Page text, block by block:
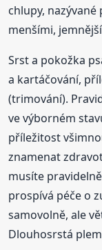
chlupy,
menšími,
Srst a pokožka
a kartáčování,
(trimování).
ve výborném
příležitost
znamenat
musíte
prospívá péče o
samovolně, ale
Dlouhosrstá